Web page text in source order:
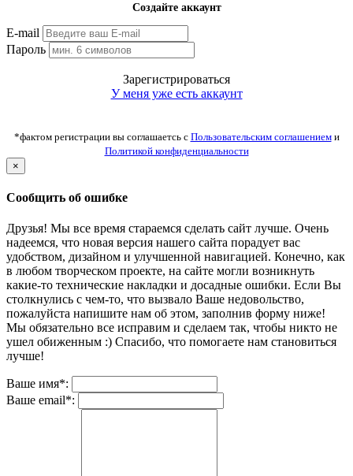
Создайте аккаунт
E-mail
Пароль
Зарегистрироваться
У меня уже есть аккаунт
*фактом регистрации вы соглашаетсь с Пользовательским соглашениеми
Политикой конфиденциальности
×
Сообщить об ошибке
Друзья! Мы все время стараемся сделать сайт лучше. Очень
надеемся, что новая версия нашего сайта порадует вас
удобством, дизайном и улучшенной навигацией. Конечно, как
в любом творческом проекте, на сайте могли возникнуть
какие-то технические накладки и досадные ошибки. Если Вы
столкнулись с чем-то, что вызвало Ваше недовольство,
пожалуйста напишите нам об этом, заполнив форму ниже!
Мы обязательно все исправим и сделаем так, чтобы никто не
ушел обиженным :) Спасибо, что помогаете нам становиться
лучше!
Ваше имя*:
Ваше email*: